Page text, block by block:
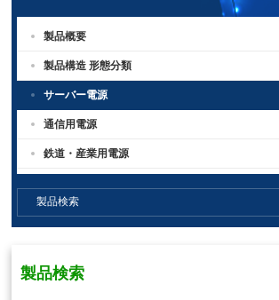
製品概要
製品構造 形態分類
サーバー電源
通信用電源
鉄道・産業用電源
製品検索